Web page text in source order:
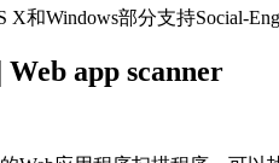
X和Windows部分支持Social-
app scanner